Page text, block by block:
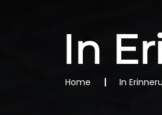
In
Home In